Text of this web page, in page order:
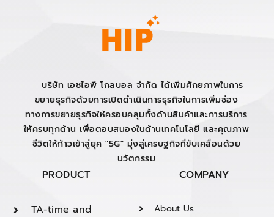
บริษัท เอชไอพี โกลบอล จำกัด ได้เพิ่มศักยภาพในการ
ขยายธุรกิจด้วยการเปิดดำเนินการธุรกิจในการเพิ่มช่อง
ทางการขยายธุรกิจให้ครอบคลุมทั้งด้านสินค้าและการบริการ
ให้ครบทุกด้าน เพื่อตอบสนองในด้านเทคโนโลยี และคุณภาพ
ชีวิตให้ก้าวเข้าสู่ยุค "5G" มุ่งสู่เศรษฐกิจที่ขับเคลื่อนด้วย
นวัตกรรม
PRODUCT
TA-time and
COMPANY
About Us